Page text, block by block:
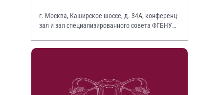
г. Москва, Каширское шоссе, д. 34А, конференц-
зал и зал специализированного совета ФГБНУ